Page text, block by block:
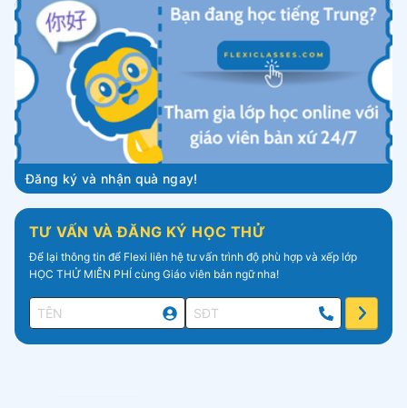
Đăng ký và nhận quà ngay!
TƯ VẤN VÀ ĐĂNG KÝ HỌC THỬ
Để lại thông tin để Flexi liên hệ tư vấn trình độ phù hợp và xếp lớp
HỌC THỬ MIỄN PHÍ cùng Giáo viên bản ngữ nha!